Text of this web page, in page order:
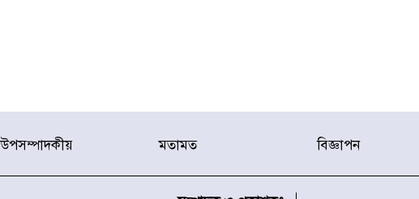
উপসম্পাদকীয় মতামত বিজ্ঞাপন